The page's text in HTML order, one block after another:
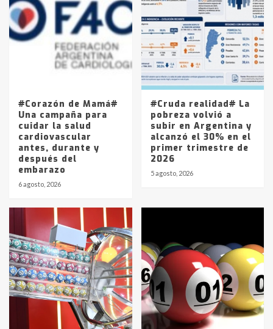
4
joven de Trenque Lauquen
Los precios de los combustibles en
La Pampa, desde YPF hasta Axion
entre 857 a 1338 pesos
#Corazón de Mamá#
Una campaña para
cuidar la salud
cardiovascular
antes, durante y
después del
embarazo
6 agosto, 2026
#Cruda realidad# La
pobreza volvió a
subir en Argentina y
alcanzó el 30% en el
primer trimestre de
2026
5 agosto, 2026